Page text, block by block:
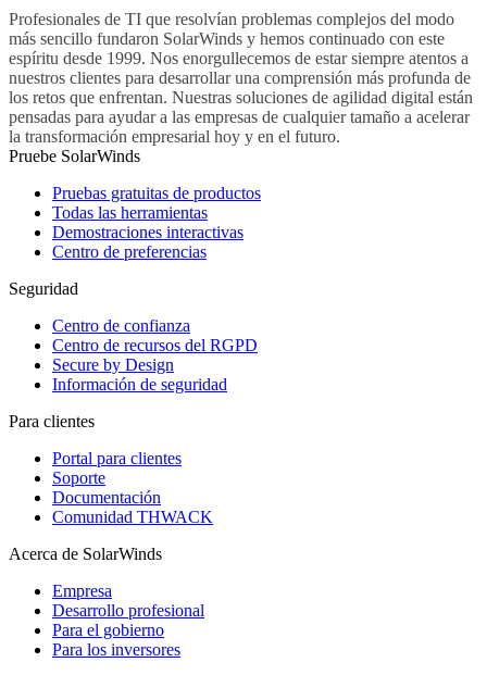
Profesionales de TI que resolvían problemas complejos del modo
más sencillo fundaron SolarWinds y hemos continuado con este
espíritu desde 1999. Nos enorgullecemos de estar siempre atentos a
nuestros clientes para desarrollar una comprensión más profunda de
los retos que enfrentan. Nuestras soluciones de agilidad digital están
pensadas para ayudar a las empresas de cualquier tamaño a acelerar
la transformación empresarial hoy y en el futuro.
Pruebe SolarWinds
Pruebas gratuitas de productos
Todas las herramientas
Demostraciones interactivas
Centro de preferencias
Seguridad
Centro de confianza
Centro de recursos del RGPD
Secure by Design
Información de seguridad
Para clientes
Portal para clientes
Soporte
Documentación
Comunidad THWACK
Acerca de SolarWinds
Empresa
Desarrollo profesional
Para el gobierno
Para los inversores